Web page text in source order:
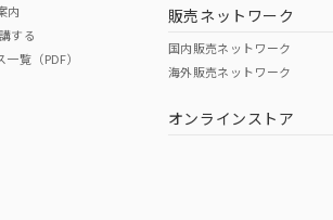
内
する
覧（PDF）
販売ネットワーク
国内販売ネットワーク
海外販売ネットワーク
オンラインストア